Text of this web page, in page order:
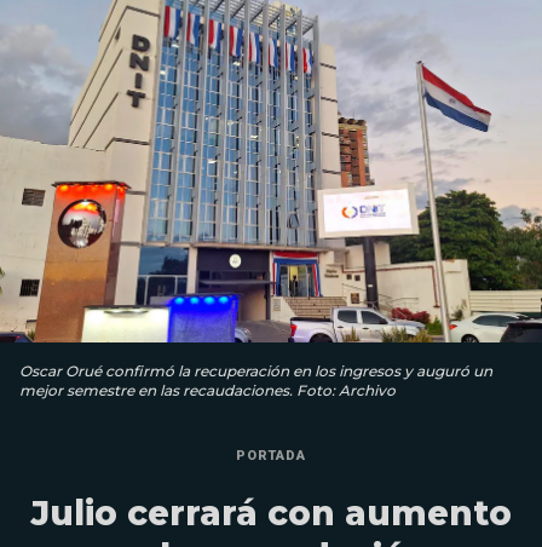
Oscar Orué confirmó la recuperación en los ingresos y auguró un
mejor semestre en las recaudaciones. Foto: Archivo
PORTADA
Julio cerrará con aumento